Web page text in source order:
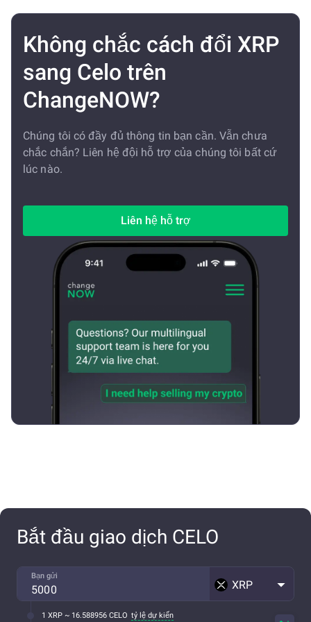
Không chắc cách đổi XRP
sang Celo trên
ChangeNOW?
Chúng tôi có đầy đủ thông tin bạn cần. Vẫn chưa
chắc chắn? Liên hệ đội hỗ trợ của chúng tôi bất cứ
lúc nào.
Liên hệ hỗ trợ
Bắt đầu giao dịch CELO
Bạn gửi
XRP
1 XRP ~ 16.588956 CELO tỷ lệ dự kiến